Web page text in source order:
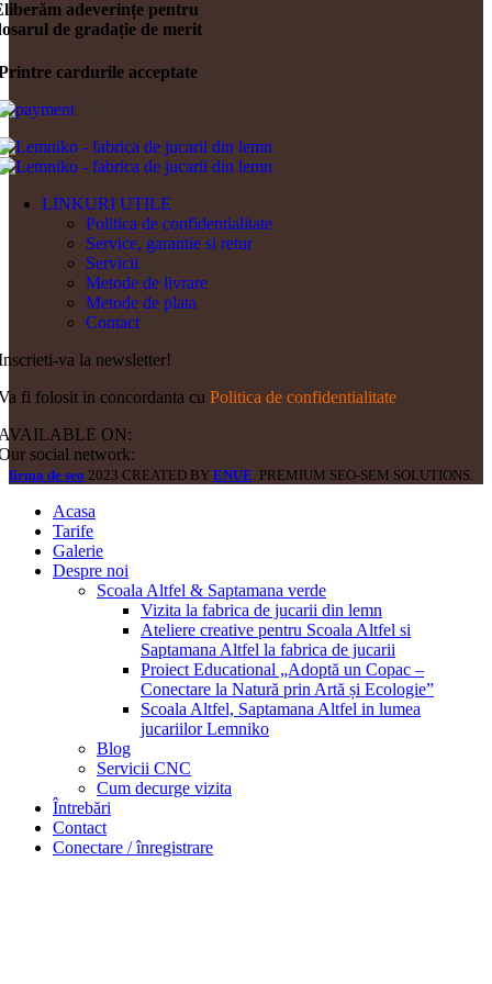
adeverințe pentru
de gradație de merit
cardurile acceptate
LINKURI UTILE
Politica de confidentialitate
Service, garantie si retur
Servicii
Metode de livrare
Metode de plata
Contact
va la newsletter!
fi folosit in concordanta cu Politica de confidentialitate
ON:
social network:
firma de seo 2023 CREATED BY ENUE. PREMIUM SEO-SEM SOLUTIONS.
Acasa
Tarife
Galerie
Despre noi
Scoala Altfel & Saptamana verde
Vizita la fabrica de jucarii din lemn
Ateliere creative pentru Scoala Altfel si
Saptamana Altfel la fabrica de jucarii
Proiect Educational „Adoptă un Copac –
Conectare la Natură prin Artă și Ecologie”
Scoala Altfel, Saptamana Altfel in lumea
jucariilor Lemniko
Blog
Servicii CNC
Cum decurge vizita
Întrebări
Contact
Conectare / înregistrare